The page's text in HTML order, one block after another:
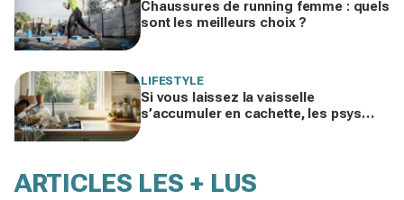
Chaussures de running femme : quels
sont les meilleurs choix ?
LIFESTYLE
Si vous laissez la vaisselle
s’accumuler en cachette, les psys
ARTICLES LES + LUS